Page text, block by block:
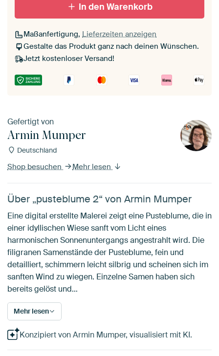
In den Warenkorb
Maßanfertigung, Lieferzeiten anzeigen
Gestalte das Produkt ganz nach deinen Wünschen.
Jetzt kostenloser Versand!
Gefertigt von
Armin Mumper
Deutschland
Shop besuchen Mehr lesen
Über „pusteblume 2“ von Armin Mumper
Eine digital erstellte Malerei zeigt eine Pusteblume, die in
einer idyllischen Wiese sanft vom Licht eines
harmonischen Sonnenuntergangs angestrahlt wird. Die
filigranen Samenstände der Pusteblume, fein und
detailliert, schimmern leicht silbrig und scheinen sich im
sanften Wind zu wiegen. Einzelne Samen haben sich
bereits gelöst und…
Mehr lesen
Konzipiert von Armin Mumper, visualisiert mit KI.